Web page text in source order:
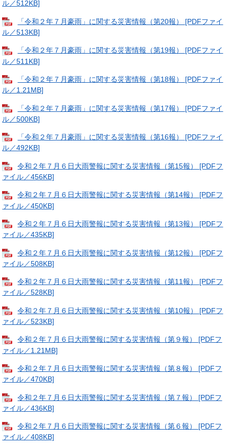
ル／512KB]
「令和２年７月豪雨」に関する災害情報（第20報） [PDFファイ
ル／513KB]
「令和２年７月豪雨」に関する災害情報（第19報） [PDFファイ
ル／511KB]
「令和２年７月豪雨」に関する災害情報（第18報） [PDFファイ
ル／1.21MB]
「令和２年７月豪雨」に関する災害情報（第17報） [PDFファイ
ル／500KB]
「令和２年７月豪雨」に関する災害情報（第16報） [PDFファイ
ル／492KB]
令和２年７月６日大雨警報に関する災害情報（第15報） [PDFフ
ァイル／456KB]
令和２年７月６日大雨警報に関する災害情報（第14報） [PDFフ
ァイル／450KB]
令和２年７月６日大雨警報に関する災害情報（第13報） [PDFフ
ァイル／435KB]
令和２年７月６日大雨警報に関する災害情報（第12報） [PDFフ
ァイル／508KB]
令和２年７月６日大雨警報に関する災害情報（第11報） [PDFフ
ァイル／528KB]
令和２年７月６日大雨警報に関する災害情報（第10報） [PDFフ
ァイル／523KB]
令和２年７月６日大雨警報に関する災害情報（第９報） [PDFフ
ァイル／1.21MB]
令和２年７月６日大雨警報に関する災害情報（第８報） [PDFフ
ァイル／470KB]
令和２年７月６日大雨警報に関する災害情報（第７報） [PDFフ
ァイル／436KB]
令和２年７月６日大雨警報に関する災害情報（第６報） [PDFフ
ァイル／408KB]